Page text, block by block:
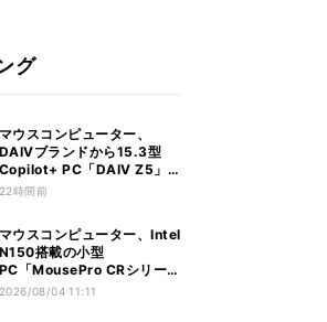
グ
マウスコンピューター、
DAIVブランドから15.3型
Copilot+ PC「DAIV Z5」
発売
22時間前
マウスコンピューター、Intel
N150搭載の小型
PC「MousePro CRシリー
ズ」
2026/08/04 11:11